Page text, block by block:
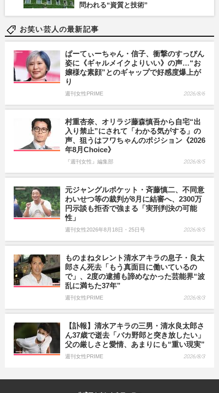
問われる“資質と技術”
お笑い芸人の最新記事
ぱーてぃーちゃん・信子、衝撃のすっぴん
姿に《ギャルメイクよりいい》の声…“お
嬢様な素顔”とのギャップで好感度爆上が
り
週刊女性PRIME 2026/8/6
村重杏奈、オリラジ藤森慎吾から自宅“出
入り禁止”にされて「わかる気がする」の
声、狙うはフワちゃんのポジション《2026
年8月Choice》
『週刊女性』編集部 2026/8/5
元ジャングルポケット・斉藤慎二、不同意
わいせつ等の裁判が8月に結審へ、2300万
円示談も拒否で強まる「実刑判決の可能
性」
週刊女性2026年8月18日・25日号 2026/8/5
ものまねタレント清水アキラの息子・良太
郎さん死去「もう真面目に働いているの
で」、2度の逮捕も諦めなかった芸能界“波
乱に満ちた37年”
週刊女性PRIME 2026/8/3
【訃報】清水アキラの三男・清水良太郎さ
ん37歳で逝去「バカ野郎と突き放したい」
父の厳しさと愛情、あまりにも“重い現実”
週刊女性PRIME 2026/8/3